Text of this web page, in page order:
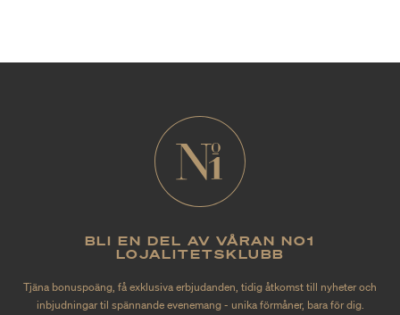
BLI EN DEL AV VÅRAN NO1
LOJALITETSKLUBB
Tjäna bonuspoäng, få exklusiva erbjudanden, tidig åtkomst till nyheter och
inbjudningar til spännande evenemang - unika förmåner, bara för dig.